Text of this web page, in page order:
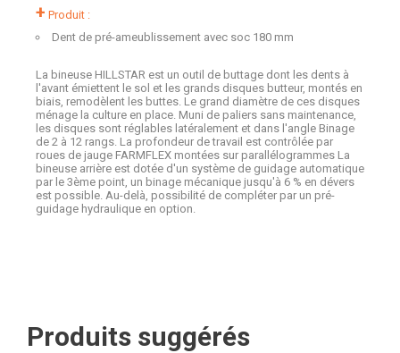
+ Produit :
Dent de pré-ameublissement avec soc 180 mm
La bineuse HILLSTAR est un outil de buttage dont les dents à
l'avant émiettent le sol et les grands disques butteur, montés en
biais, remodèlent les buttes. Le grand diamètre de ces disques
ménage la culture en place. Muni de paliers sans maintenance,
les disques sont réglables latéralement et dans l'angle Binage
de 2 à 12 rangs. La profondeur de travail est contrôlée par
roues de jauge FARMFLEX montées sur parallélogrammes La
bineuse arrière est dotée d'un système de guidage automatique
par le 3ème point, un binage mécanique jusqu'à 6 % en dévers
est possible. Au-delà, possibilité de compléter par un pré-
guidage hydraulique en option.
Produits suggérés